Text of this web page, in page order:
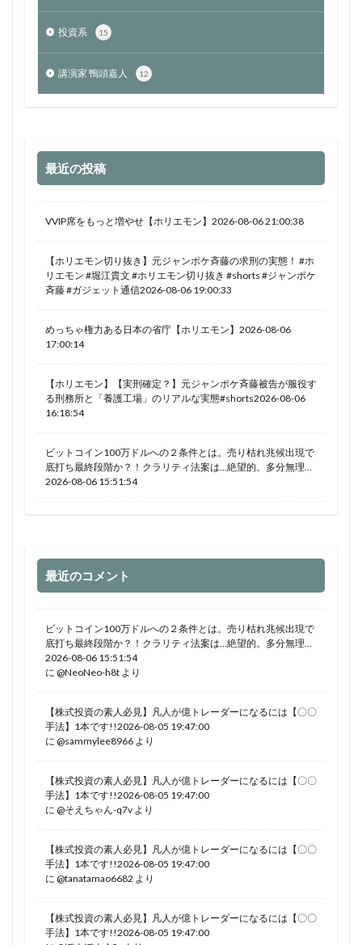
投資系 15
講演家 鴨頭嘉人 12
最近の投稿
VVIP席をもっと増やせ【ホリエモン】2026-08-06 21:00:38
【ホリエモン切り抜き】元ジャンポケ斉藤の求刑の実態！ #ホ
リエモン #堀江貴文 #ホリエモン切り抜き #shorts #ジャンポケ
斉藤 #ガジェット通信2026-08-06 19:00:33
めっちゃ権力ある日本の省庁【ホリエモン】2026-08-06
17:00:14
【ホリエモン】【実刑確定？】元ジャンポケ斉藤被告が服役す
る刑務所と「養護工場」のリアルな実態#shorts2026-08-06
16:18:54
ビットコイン100万ドルへの２条件とは。売り枯れ兆候出現で
底打ち最終段階か？！クラリティ法案は…絶望的。多分無理…
2026-08-06 15:51:54
最近のコメント
ビットコイン100万ドルへの２条件とは。売り枯れ兆候出現で
底打ち最終段階か？！クラリティ法案は…絶望的。多分無理…
2026-08-06 15:51:54
に @NeoNeo-h8t より
【株式投資の素人必見】凡人が億トレーダーになるには【〇〇
手法】1本です!!2026-08-05 19:47:00
に @sammylee8966 より
【株式投資の素人必見】凡人が億トレーダーになるには【〇〇
手法】1本です!!2026-08-05 19:47:00
に @そえちゃん-q7v より
【株式投資の素人必見】凡人が億トレーダーになるには【〇〇
手法】1本です!!2026-08-05 19:47:00
に @tanatamao6682 より
【株式投資の素人必見】凡人が億トレーダーになるには【〇〇
手法】1本です!!2026-08-05 19:47:00